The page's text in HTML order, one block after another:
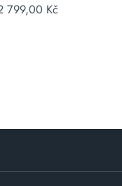
799,00 Kč